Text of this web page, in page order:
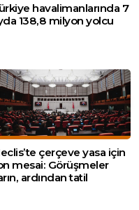
havalimanlarında 7
138,8 milyon yolcu
çerçeve yasa için
mesai: Görüşmeler
ardından tatil